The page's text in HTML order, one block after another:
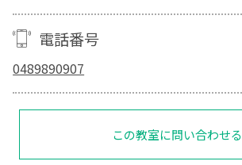
電話番号
0489890907
この教室に問い合わせる